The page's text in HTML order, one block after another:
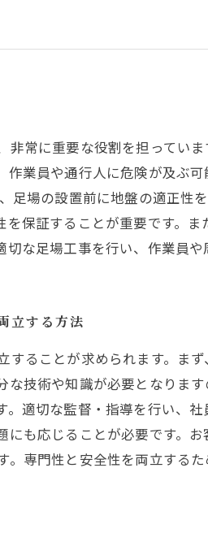
常に重要な役割を担ってい
業員や通行人に危険が及ぶ
足場の設置前に地盤の適正性
保証することが重要です。
な足場工事を行い、作業員や
立する方法
ることが求められます。ま
技術や知識が必要となりま
適切な監督・指導を行い、
も応じることが必要です。
専門性と安全性を両立する